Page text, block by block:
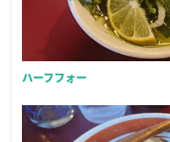
ハーフフォー